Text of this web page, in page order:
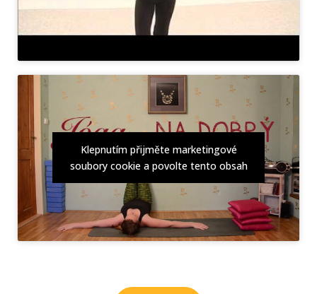
Klepnutím přijměte marketingové
soubory cookie a povolte tento obsah